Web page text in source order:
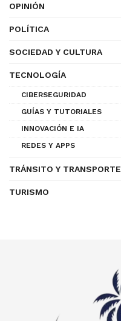
OPINIÓN
POLÍTICA
SOCIEDAD Y CULTURA
TECNOLOGÍA
CIBERSEGURIDAD
GUÍAS Y TUTORIALES
INNOVACIÓN E IA
REDES Y APPS
TRÁNSITO Y TRANSPORTE
TURISMO